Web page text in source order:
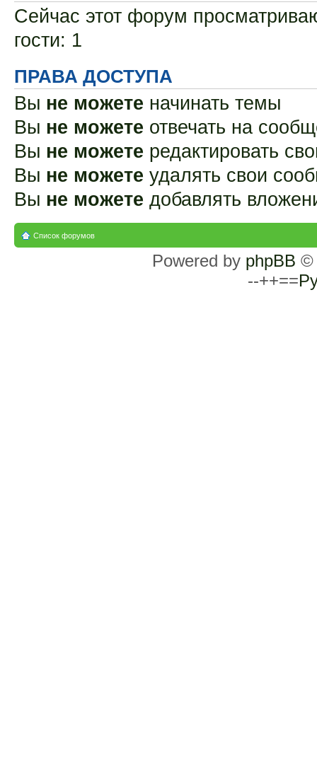
Сейчас этот форум
гости: 1
ПРАВА ДОСТУПА
Вы не можете начинать темы
Вы не можете отвечать на
Вы не можете редактировать
Вы не можете удалять свои
Вы не можете добавлять
Список форумов
Powered by phpBB ©
--++==